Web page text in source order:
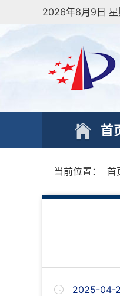
2026年8月9日 星
首
当前位置： 首
2025-04-